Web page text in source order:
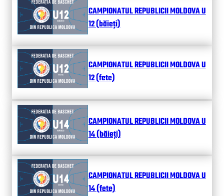
CAMPIONATUL REPUBLICII MOLDOVA U
12 (băieți)
CAMPIONATUL REPUBLICII MOLDOVA U
12 (fete)
CAMPIONATUL REPUBLICII MOLDOVA U
14 (băieți)
CAMPIONATUL REPUBLICII MOLDOVA U
14 (fete)